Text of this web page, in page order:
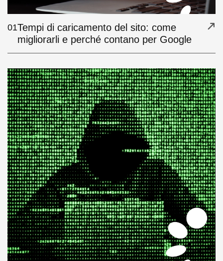
01Tempi di caricamento del sito: come
migliorarli e perché contano per Google